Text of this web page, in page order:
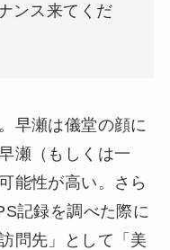
ンス来てくだ
早瀬は儀堂の顔に
瀬（もしくは一
能性が高い。さら
記録を調べた際に
問先」として「美